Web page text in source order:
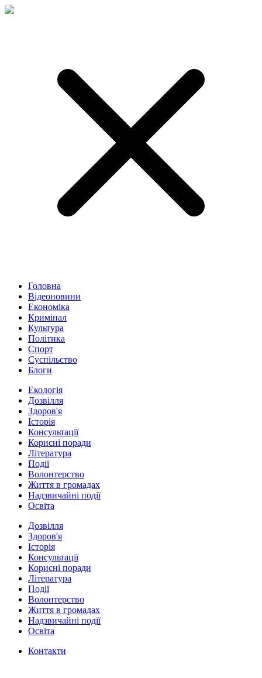
Головна
Відеоновини
Економіка
Кримінал
Культура
Політика
Спорт
Суспільство
Блоги
Екологія
Дозвілля
Здоров'я
Історія
Консультації
Корисні поради
Література
Події
Волонтерство
Життя в громадах
Надзвичайні події
Освіта
Дозвілля
Здоров'я
Історія
Консультації
Корисні поради
Література
Події
Волонтерство
Життя в громадах
Надзвичайні події
Освіта
Контакти